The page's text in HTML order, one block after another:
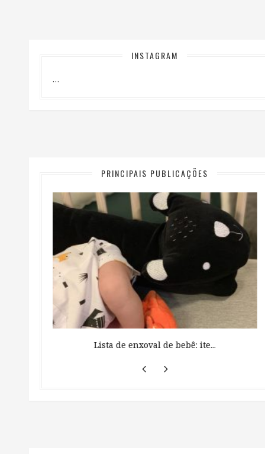
INSTAGRAM
…
PRINCIPAIS PUBLICAÇÕES
Lista de enxoval de bebê: ite...